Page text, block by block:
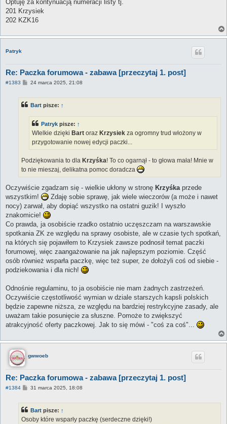
Optuję za kontynuacją numeracji listy tj.
201 Krzysiek
202 KZK16
Patryk
Re: Paczka forumowa - zabawa [przeczytaj 1. post]
#1383
P24 marca 2025, 21:08
Bart pisze: ↑
Patryk pisze: ↑
WIelkie dzięki Bart oraz Krzysiek za ogromny trud włożony w
przygotowanie nowej edycji paczki...
Podziękowania to dla Krzyśka! To co ogarnął - to głowa mała! Mnie w
to nie mieszaj, delikatna pomoc doradcza
Oczywiście zgadzam się - wielkie ukłony w stronę Krzyśkaprzede
wszystkim!
Zdaję sobie sprawę, jak wiele wieczorów (a może i nawet
nocy) zarwał, aby dopiąć wszystko na ostatni guzik! I wyszło
znakomicie!
Co prawda, ja osobiście rzadko ostatnio uczęszczam na warszawskie
spotkania ZK ze względu na sprawy osobiste, ale w czasie tych spotkań,
na których się pojawiłem to Krzysiek zawsze podnosił temat paczki
forumowej, więc zaangażowanie na jak najlepszym poziomie. Część
osób również wsparła paczkę, więc też super, że dołożyli coś od siebie -
podziekowania i dla nich!
Odnośnie regulaminu, to ja osobiście nie mam żadnych zastrzeżeń.
Oczywiście częstotliwość wymian w dziale starszych kapsli polskich
będzie zapewne niższa, ze względu na bardziej restrykcyjne zasady, ale
uważam takie posunięcie za słuszne. Pomoże to zwiększyć
atrakcyjność oferty paczkowej. Jak to się mówi - "coś za coś"...
gwwoeb
Re: Paczka forumowa - zabawa [przeczytaj 1. post]
#1384
P31 marca 2025, 18:08
Bart pisze: ↑
Osoby które wsparły paczkę (serdeczne dzięki!)